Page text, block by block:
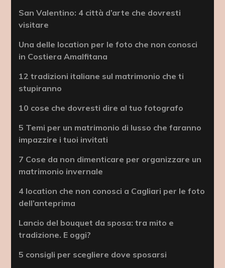
San Valentino: 4 città d’arte che dovresti
visitare
Una delle location per le foto che non conosci
in Costiera Amalfitana
12 tradizioni italiane sul matrimonio che ti
stupiranno
10 cose che dovresti dire al tuo fotografo
5 Temi per un matrimonio di lusso che faranno
impazzire i tuoi invitati
7 Cose da non dimenticare per organizzare un
matrimonio invernale
4 location che non conosci a Cagliari per le foto
dell’anteprima
Lancio del bouquet da sposa: tra mito e
tradizione. E oggi?
5 consigli per scegliere dove sposarsi